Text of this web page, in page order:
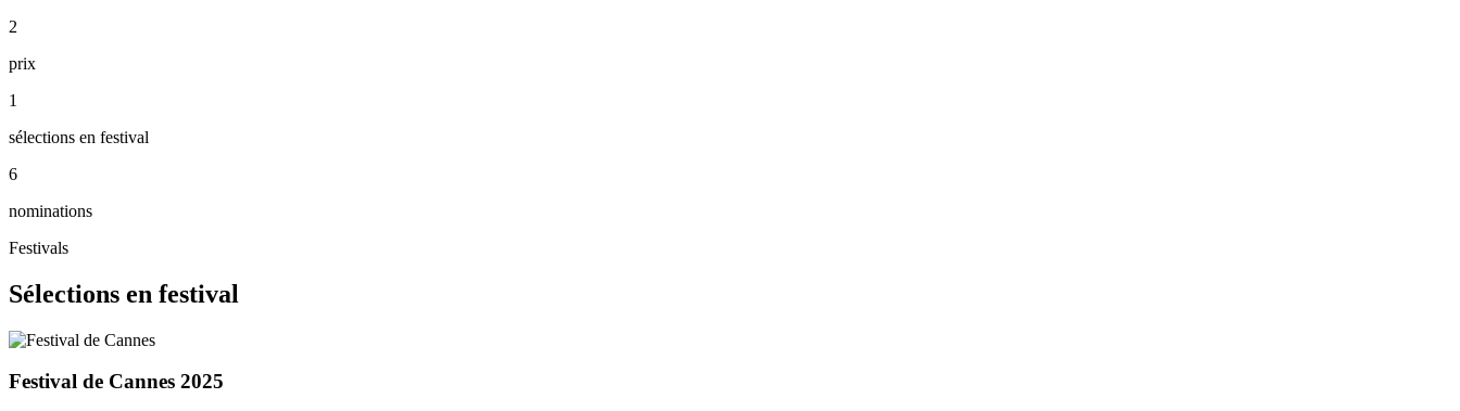
2
prix
1
sélections en festival
6
nominations
Festivals
Sélections en festival
Festival de Cannes 2025